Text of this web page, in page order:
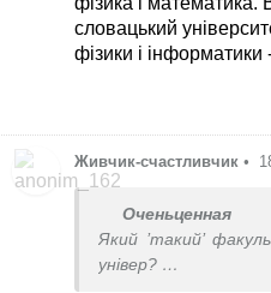
словацький
фізики і
Живчик-счастливчик •
Оченьценная
Який ’такий’
універ?